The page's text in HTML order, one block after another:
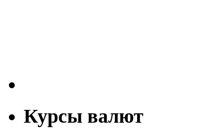
Курсы валют